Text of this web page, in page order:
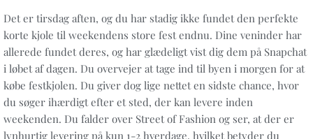
Det er tirsdag aften, og du har stadig ikke fundet den perfekte
korte kjole til weekendens store fest endnu. Dine veninder har
allerede fundet deres, og har glædeligt vist dig dem på Snapchat
i løbet af dagen. Du overvejer at tage ind til byen i morgen for at
købe festkjolen. Du giver dog lige nettet en sidste chance, hvor
du søger ihærdigt efter et sted, der kan levere inden
weekenden. Du falder over Street of Fashion og ser, at der er
lynhurtig levering på kun 1-2 hverdage, hvilket betyder du